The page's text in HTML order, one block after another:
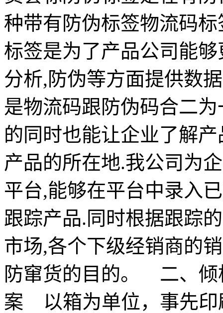
种带有防伪标签物流码
标签是为了产品公司能
分析,防伪等方面提供数
是物流码跟防伪码合二
的同时也能让企业了解
产品的所在地.我公司为
平台,能够在平台中录入
跟踪产品.同时根据跟踪
市场,各个下级经销商的
防窜货的目的。 二、倾
案 以箱为单位，事先印